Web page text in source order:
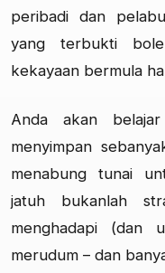
peribadi dan
yang terbukti
kekayaan bermula
Anda akan
menyimpan
menabung tunai
jatuh bukanlah
menghadapi (dan
merudum – dan